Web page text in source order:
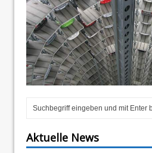
Aktuelle News